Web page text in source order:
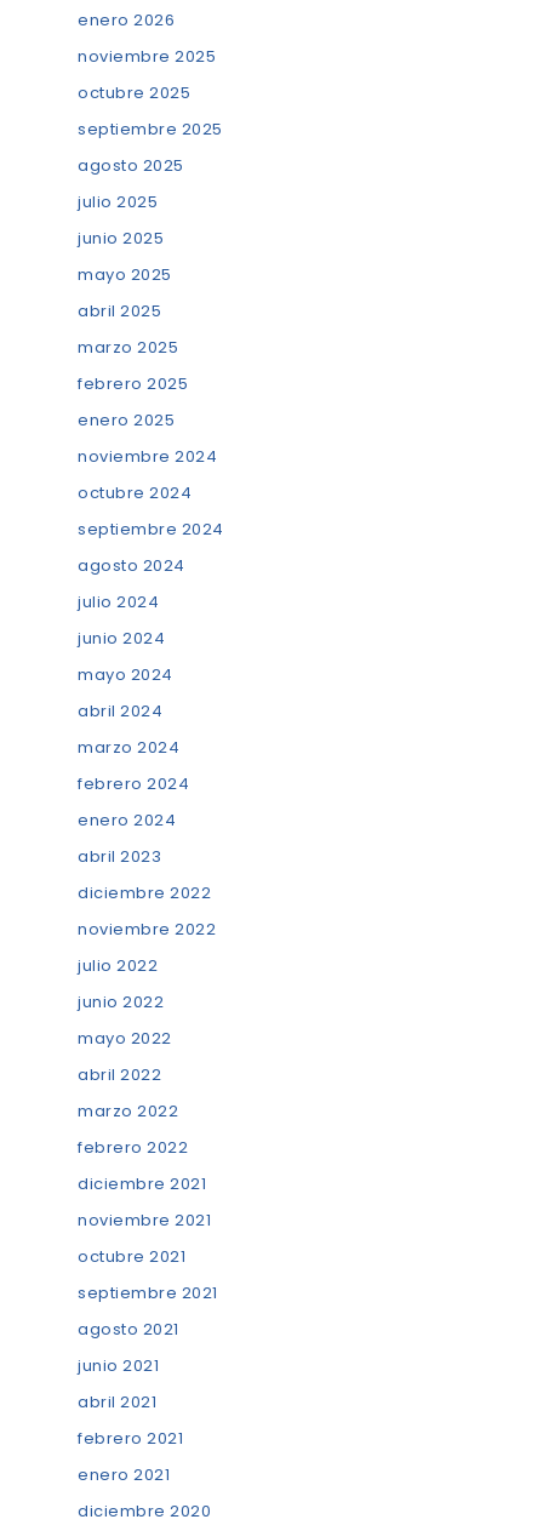
enero 2026
noviembre 2025
octubre 2025
septiembre 2025
agosto 2025
julio 2025
junio 2025
mayo 2025
abril 2025
marzo 2025
febrero 2025
enero 2025
noviembre 2024
octubre 2024
septiembre 2024
agosto 2024
julio 2024
junio 2024
mayo 2024
abril 2024
marzo 2024
febrero 2024
enero 2024
abril 2023
diciembre 2022
noviembre 2022
julio 2022
junio 2022
mayo 2022
abril 2022
marzo 2022
febrero 2022
diciembre 2021
noviembre 2021
octubre 2021
septiembre 2021
agosto 2021
junio 2021
abril 2021
febrero 2021
enero 2021
diciembre 2020